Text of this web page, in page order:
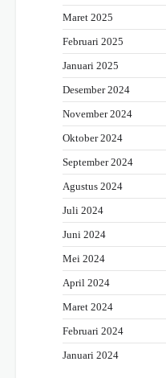
Maret 2025
Februari 2025
Januari 2025
Desember 2024
November 2024
Oktober 2024
September 2024
Agustus 2024
Juli 2024
Juni 2024
Mei 2024
April 2024
Maret 2024
Februari 2024
Januari 2024